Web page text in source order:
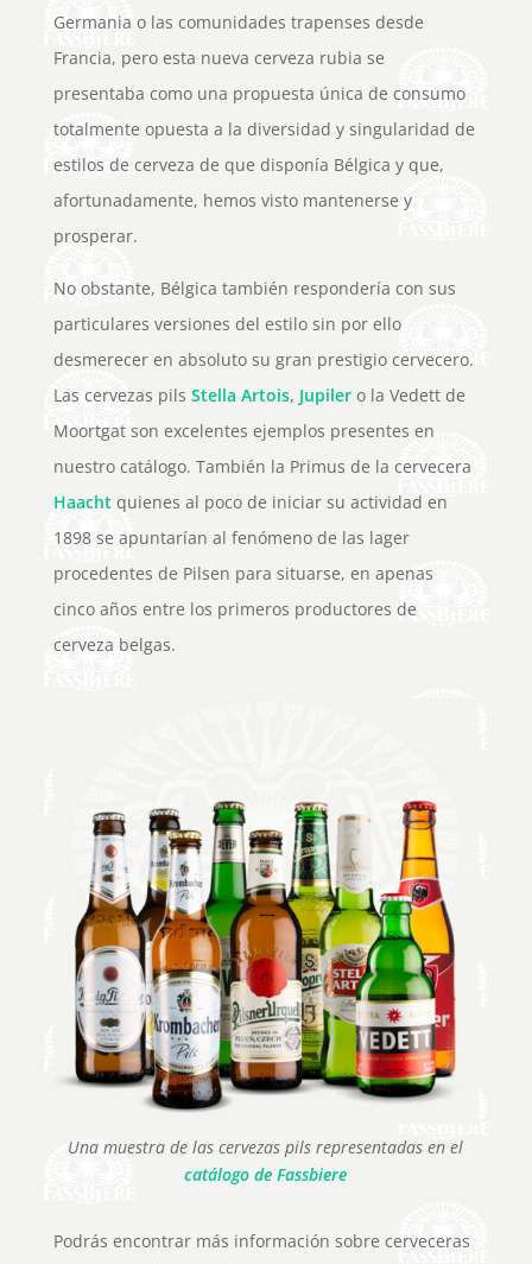
Germania o las comunidades trapenses desde
Francia, pero esta nueva cerveza rubia se
presentaba como una propuesta única de consumo
totalmente opuesta a la diversidad y singularidad de
estilos de cerveza de que disponía Bélgica y que,
afortunadamente, hemos visto mantenerse y
prosperar.
No obstante, Bélgica también respondería con sus
particulares versiones del estilo sin por ello
desmerecer en absoluto su gran prestigio cervecero.
Las cervezas pils Stella Artois, Jupilero la Vedett de
Moortgat son excelentes ejemplos presentes en
nuestro catálogo. También la Primus de la cervecera
Haachtquienes al poco de iniciar su actividad en
1898 se apuntarían al fenómeno de las lager
procedentes de Pilsen para situarse, en apenas
cinco años entre los primeros productores de
cerveza belgas.
Una muestra de las cervezas pils representadas en el
catálogo de Fassbiere
Podrás encontrar más información sobre cerveceras